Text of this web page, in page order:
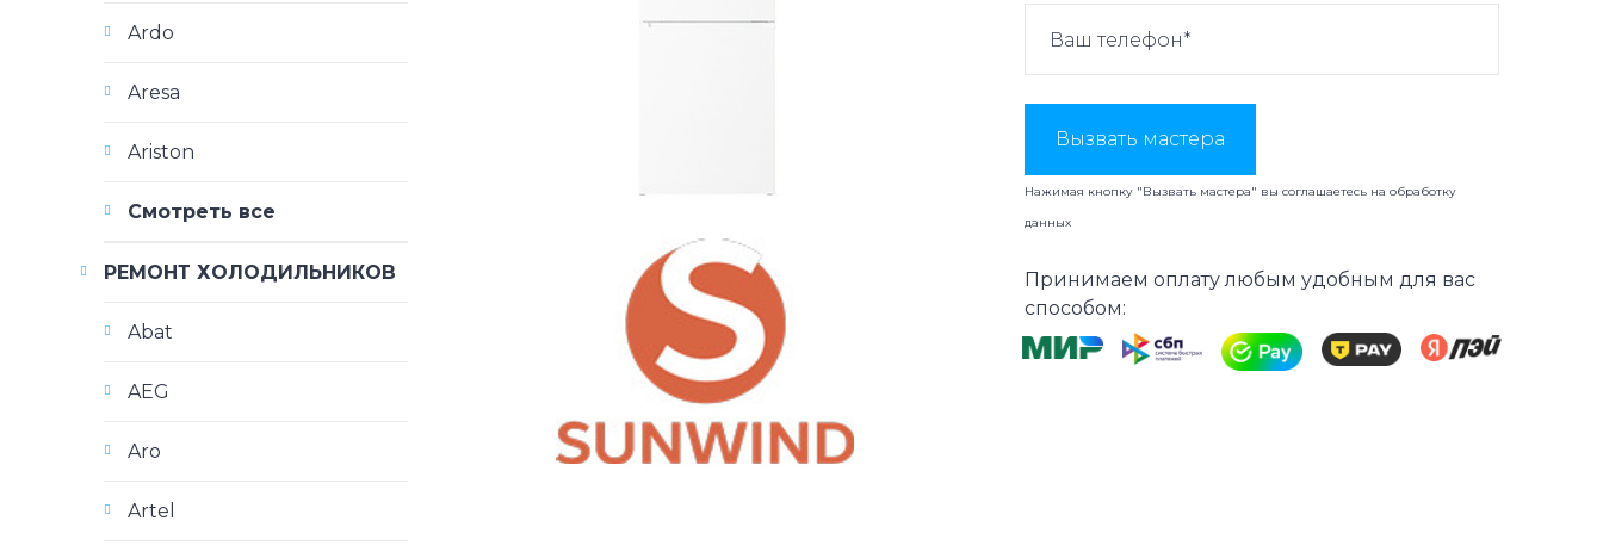
Вызвать мастера
Нажимая кнопку "Вызвать мастера" вы соглашаетесь наобработку
данных
Принимаем оплату любым удобным для вас
способом:
Ardo
Aresa
Ariston
Смотреть все
РЕМОНТ ХОЛОДИЛЬНИКОВ
Abat
AEG
Aro
Artel